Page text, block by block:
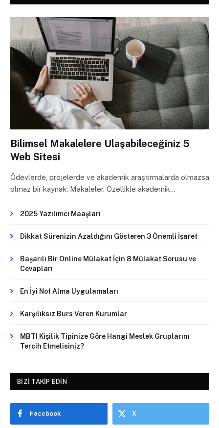
Bilimsel Makalelere Ulaşabileceğiniz 5
Web Sitesi
Ödevlerde, projelerde ve akademik araştırmalarda olmazsa
olmaz bir kaynak: Makaleler. Özellikle akademik…
2025 Yazılımcı Maaşları
Dikkat Sürenizin Azaldığını Gösteren 3 Önemli İşaret
Başarılı Bir Online Mülakat İçin 8 Mülakat Sorusu ve
Cevapları
En İyi Not Alma Uygulamaları
Karşılıksız Burs Veren Kurumlar
MBTI Kişilik Tipinize Göre Hangi Meslek Gruplarını
Tercih Etmelisiniz?
BIZI TAKIP EDIN
Facebook X